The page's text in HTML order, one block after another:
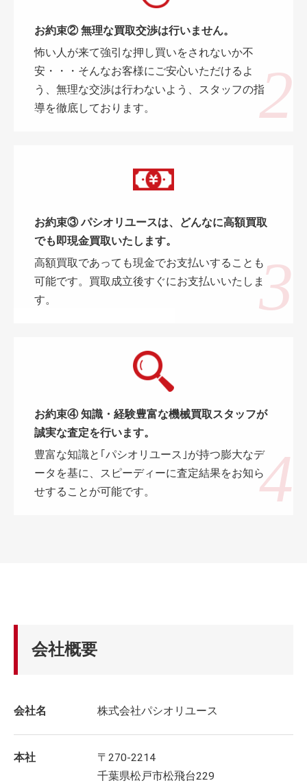
お約束② 無理な買取交渉は行いません。
怖い人が来て強引な押し買いをされないか不
安・・・そんなお客様にご安心いただけるよ
う、無理な交渉は行わないよう、スタッフの指
導を徹底しております。
お約束③ パシオリユースは、どんなに高額買取
でも即現金買取いたします。
高額買取であっても現金でお支払いすることも
可能です。買取成立後すぐにお支払いいたしま
す。
お約束④ 知識・経験豊富な機械買取スタッフが
誠実な査定を行います。
豊富な知識と｢パシオリユース｣が持つ膨大なデ
ータを基に、スピーディーに査定結果をお知ら
せすることが可能です。
会社概要
会社名 株式会社パシオリユース
本社
〒270-2214
千葉県松戸市松飛台229